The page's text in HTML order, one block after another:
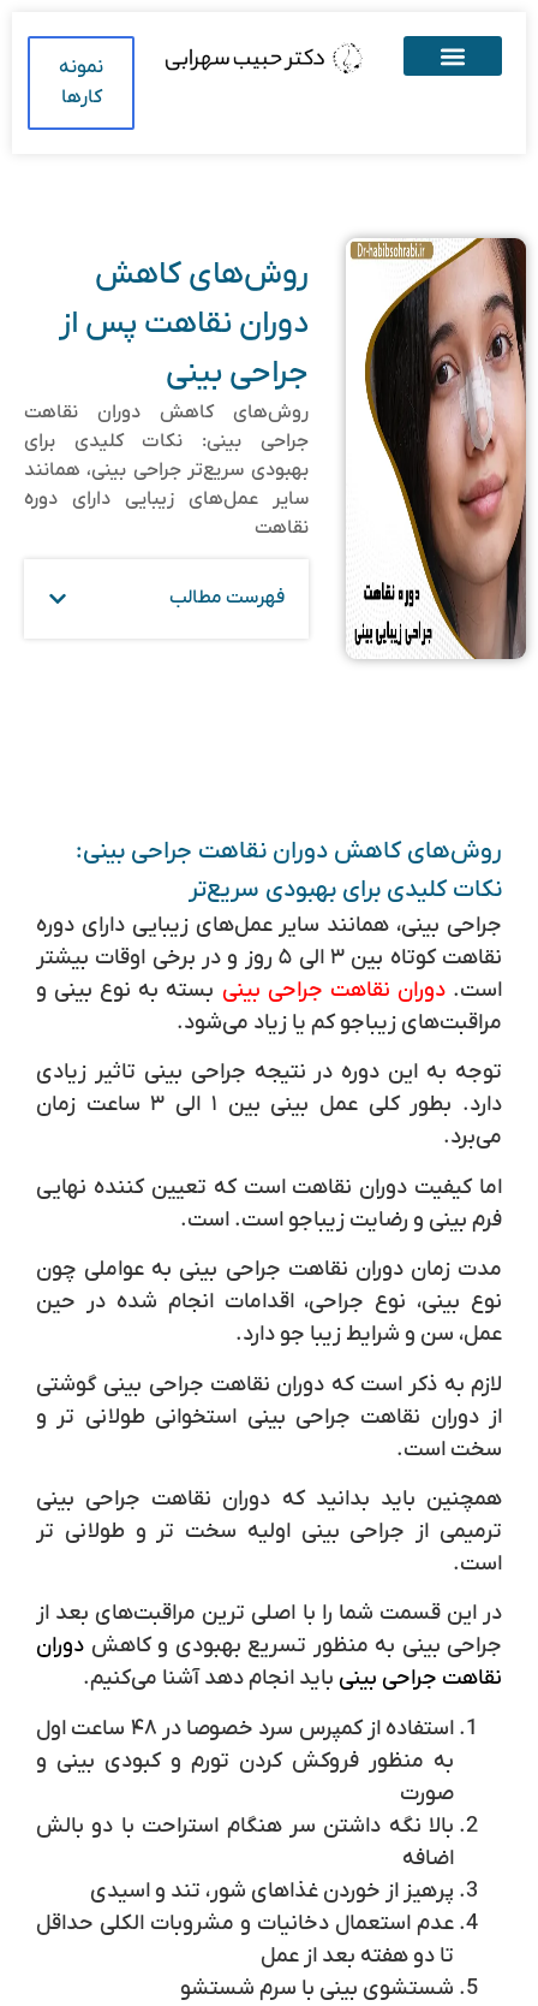
نمونه
کارها
روش‌های کاهش
دوران نقاهت پس از
جراحی بینی
روش‌های کاهش دوران نقاهت
جراحی بینی: نکات کلیدی برای
بهبودی سریع‌تر جراحی بینی، همانند
سایر عمل‌های زیبایی دارای دوره
نقاهت
فهرست مطالب
روش‌های کاهش دوران نقاهت جراحی بینی:
نکات کلیدی برای بهبودی سریع‌تر
جراحی بینی، همانند سایر عمل‌های زیبایی دارای دوره
نقاهت کوتاه بین ۳ الی ۵ روز و در برخی اوقات بیشتر
است. دوران نقاهت جراحی بینیبسته به نوع بینی و
مراقبت‌های زیباجو کم یا زیاد می‌شود.
توجه به این دوره در نتیجه جراحی بینی تاثیر زیادی
دارد. بطور کلی عمل بینی بین ۱ الی ۳ ساعت زمان
می‌برد.
اما کیفیت دوران نقاهت است که تعیین کننده نهایی
فرم بینی و رضایت زیباجو است. است.
مدت زمان دوران نقاهت جراحی بینی به عواملی چون
نوع بینی، نوع جراحی، اقدامات انجام شده در حین
عمل، سن و شرایط زیبا جو دارد.
لازم به ذکر است که دوران نقاهت جراحی بینی گوشتی
از دوران نقاهت جراحی بینی استخوانی طولانی تر و
سخت است.
همچنین باید بدانید که دوران نقاهت جراحی بینی
ترمیمی از جراحی بینی اولیه سخت تر و طولانی تر
است.
در این قسمت شما را با اصلی ترین مراقبت‌های بعد از
جراحی بینی به منظور تسریع بهبودی و کاهش دوران
نقاهت جراحی بینیباید انجام دهد آشنا می‌کنیم.
استفاده از کمپرس سرد خصوصا در ۴۸ ساعت اول
به منظور فروکش کردن تورم و کبودی بینی و
صورت
بالا نگه داشتن سر هنگام استراحت با دو بالش
اضافه
پرهیز از خوردن غذاهای شور، تند و اسیدی
عدم استعمال دخانیات و مشروبات الکلی حداقل
تا دو هفته بعد از عمل
شستشوی بینی با سرم شستشو